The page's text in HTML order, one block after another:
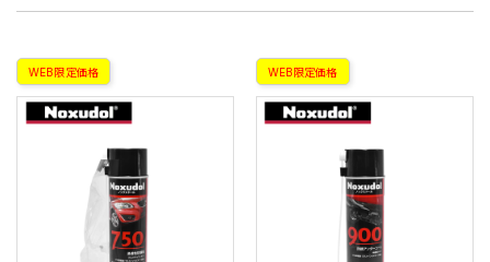
WEB限定価格 WEB限定価格